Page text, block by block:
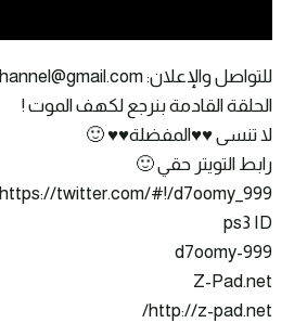
للتواصل والإعلان: d7oomy999.channel@gmail.com
الحلقة القادمة بنرجع لكهف الموت !
لا تنسى ♥♥المفضلة♥♥ 🙂
رابط التويتر حقي 🙂
https://twitter.com/#!/d7oomy_999
ps3 ID
d7oomy-999
Z-Pad.net
http://z-pad.net/